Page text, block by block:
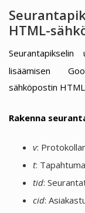
HTML-
lisäämisen
sähköpostin
Rakenna
v:
t:
tid:
cid: